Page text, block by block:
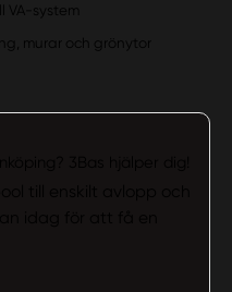
VA-system
murar och grönytor